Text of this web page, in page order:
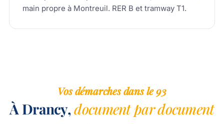
main propre à Montreuil. RER B et tramway T1.
Vos démarches dans le 93
À Drancy,document par document